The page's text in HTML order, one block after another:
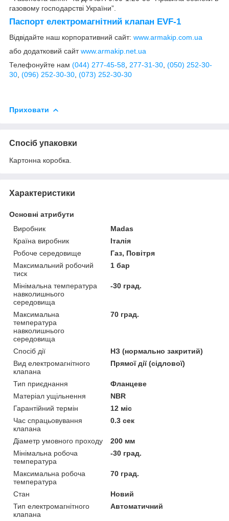
газовому господарстві України”.
Паспорт електромагнітний клапан EVF-1
Відвідайте наш корпоративний сайт: www.armakip.com.ua
або додатковий сайтwww.armakip.net.ua
Телефонуйте нам (044) 277-45-58 277-31-30 (050) 252-30-
30 (096) 252-30-30 (073) 252-30-30
Приховати
Спосіб упаковки
Картонна коробка.
Характеристики
Основні атрибути
Виробник
Madas
Країна виробник
Італія
Робоче середовище
Газ, Повітря
Максимальний робочий
тиск
1 бар
Мінімальна температура
навколишнього
середовища
-30 град.
Максимальна
температура
навколишнього
середовища
70 град.
Спосіб дії
НЗ (нормально закритий)
Вид електромагнітного
клапана
Прямої дії (сідлової)
Тип приєднання
Фланцеве
Матеріал ущільнення
NBR
Гарантійний термін
12 міс
Час спрацьовування
клапана
0.3 сек
Діаметр умовного проходу
200 мм
Мінімальна робоча
температура
-30 град.
Максимальна робоча
температура
70 град.
Стан
Новий
Тип електромагнітного
клапана
Автоматичний